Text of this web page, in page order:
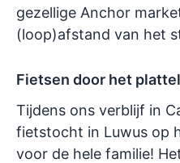
gezellige Anchor
(loop)afstand van het
Fietsen door het
Tijdens ons verblijf in
fietstocht in Luwus op
voor de hele familie!